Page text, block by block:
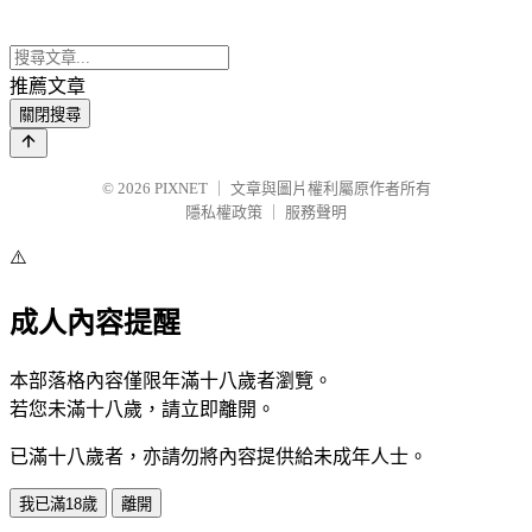
推薦文章
關閉搜尋
© 2026 PIXNET
文章與圖片權利屬原作者所有
隱私權政策
服務聲明
⚠️
成人內容提醒
本部落格內容僅限年滿十八歲者瀏覽。
若您未滿十八歲，請立即離開。
已滿十八歲者，亦請勿將內容提供給未成年人士。
我已滿18歲 離開